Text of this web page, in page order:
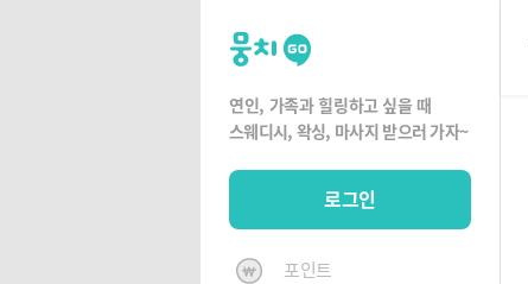
뭉
치
고
연인, 가족과 힐링하고 싶을 때
스웨디시, 왁싱, 마사지 받으러 가자~
로그인
포인트